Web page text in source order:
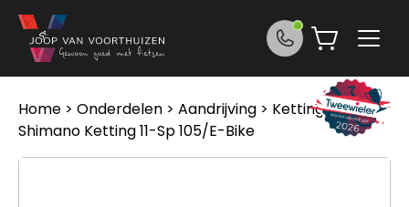
Ga naar de inhoud
Home > Onderdelen > Aandrijving > Kettingen>
Shimano Ketting 11-Sp 105/E-Bike